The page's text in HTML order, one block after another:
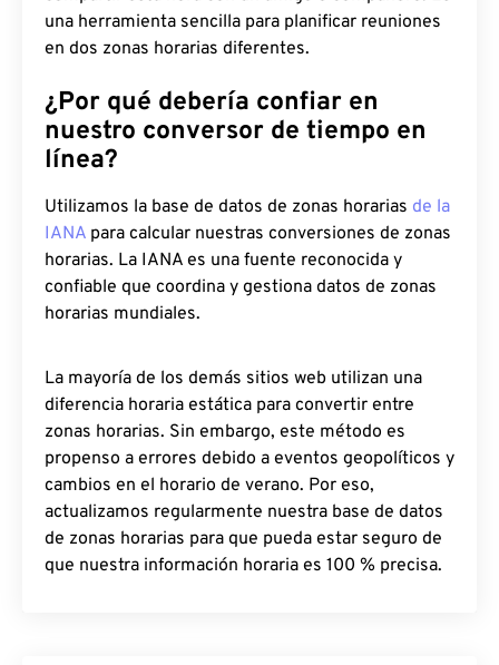
una herramienta sencilla para planificar reuniones
en dos zonas horarias diferentes.
¿Por qué debería confiar en
nuestro conversor de tiempo en
línea?
Utilizamos la base de datos de zonas horarias de la
IANA para calcular nuestras conversiones de zonas
horarias. La IANA es una fuente reconocida y
confiable que coordina y gestiona datos de zonas
horarias mundiales.
La mayoría de los demás sitios web utilizan una
diferencia horaria estática para convertir entre
zonas horarias. Sin embargo, este método es
propenso a errores debido a eventos geopolíticos y
cambios en el horario de verano. Por eso,
actualizamos regularmente nuestra base de datos
de zonas horarias para que pueda estar seguro de
que nuestra información horaria es 100 % precisa.